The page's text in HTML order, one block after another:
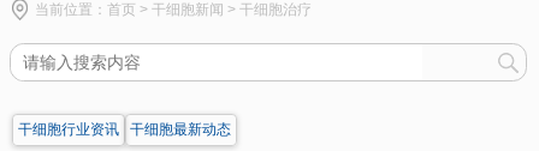
当前位置：首页 >干细胞新闻 >干细胞治疗
干细胞行业资讯 干细胞最新动态